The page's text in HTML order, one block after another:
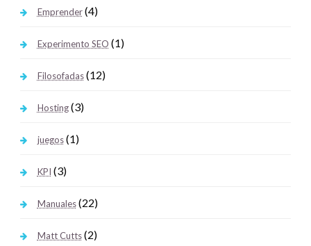
Emprender(4)
Experimento SEO (1)
Filosofadas(12)
Hosting(3)
juegos(1)
KPI (3)
Manuales(22)
Matt Cutts(2)